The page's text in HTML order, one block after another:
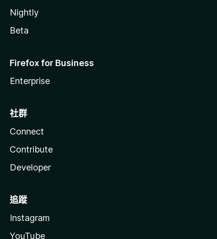
Nightly
Beta
Firefox for Business
Enterprise
社群
Connect
Contribute
Developer
追蹤
Instagram
YouTube